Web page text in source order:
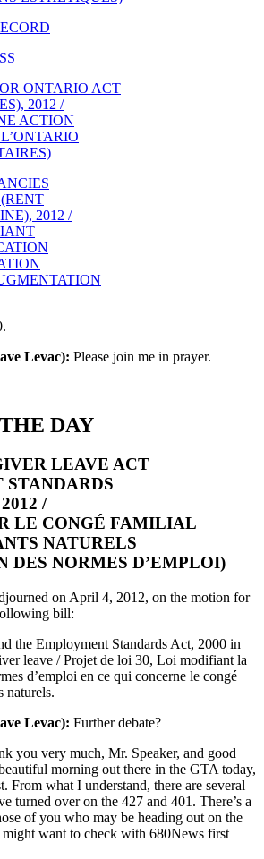
ONTARIO ACT
2012 /
ACTION
2012 /
Levac): Please join me in prayer.
DAY
LEAVE ACT
/
LE CONGÉ FAMILIAL
NATURELS
DES NORMES D’EMPLOI)
on April 4, 2012, on the motion for
bill:
the Employment Standards Act, 2000 in
leave / Projet de loi 30, Loi modifiant la
d’emploi en ce qui concerne le congé
naturels.
Levac): Further debate?
you very much, Mr. Speaker, and good
morning out there in the GTA today,
From what I understand, there are several
turned over on the 427 and 401. There’s a
of you who may be heading out on the
want to check with 680News first